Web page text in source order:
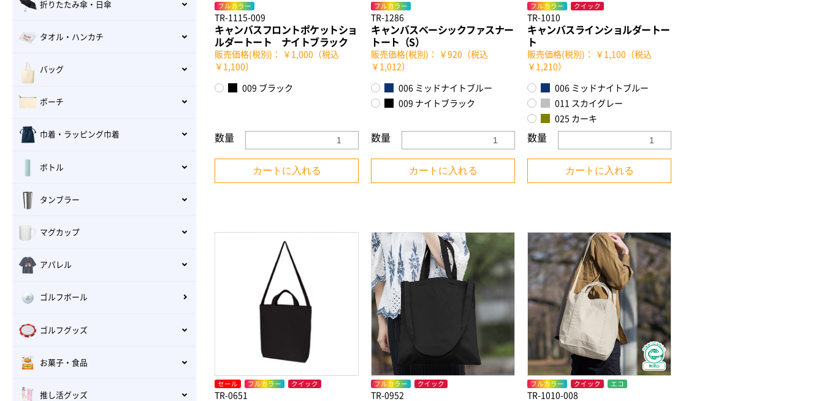
フルカラー
TR-1115-009
キャンバスフロントポケットショ
ルダートート ナイトブラック
販売価格(税別)： ￥1,000（税込
￥1,100）
009 ブラック
数量
カートに入れる
フルカラー
TR-1286
キャンバスベーシックファスナー
トート（S）
販売価格(税別)： ￥920（税込
￥1,012）
006 ミッドナイトブルー
009 ナイトブラック
数量
カートに入れる
フルカラー クイック
TR-1010
キャンバスラインショルダートー
ト
販売価格(税別)： ￥1,100（税込
￥1,210）
006 ミッドナイトブルー
011 スカイグレー
025 カーキ
数量
カートに入れる
セール フルカラー クイック
TR-0651
フルカラー クイック
TR-0952
フルカラー クイック エコ
TR-1010-008
折りたたみ傘・日傘
タオル・ハンカチ
バッグ
ポーチ
巾着・ラッピング巾着
ボトル
タンブラー
マグカップ
アパレル
ゴルフボール
ゴルフグッズ
お菓子・食品
推し活グッズ